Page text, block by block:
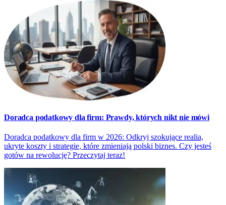
Doradca podatkowy dla firm: Prawdy, których nikt nie mówi
Doradca podatkowy dla firm w 2026: Odkryj szokujące realia,
ukryte koszty i strategie, które zmieniają polski biznes. Czy jesteś
gotów na rewolucję? Przeczytaj teraz!